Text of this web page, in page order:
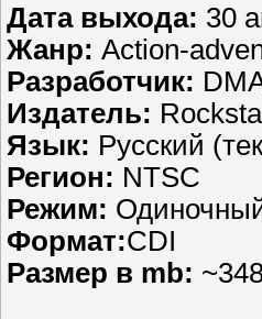
Дата выхода: 30
Жанр: Action-
Разработчик:
Издатель:
Язык: Русский
Регион: NTSC
Режим:
Формат:CDI
Размер в mb: